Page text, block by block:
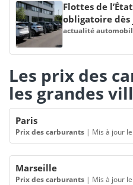
Flottes de
obligatoire dès
actualité
Les prix des
les grandes
Paris
Prix des carburants | Mis à jour
Marseille
Prix des carburants | Mis à jour